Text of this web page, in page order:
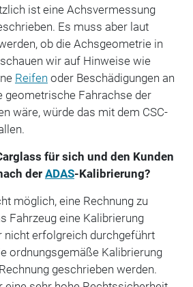
ist eine Achsvermessung
Es muss aber laut
ob die Achsgeometrie in
wir auf Hinweise wie
Reifen oder Beschädigungen an
geometrische Fahrachse der
wäre, würde das mit dem CSC-
für sich und den Kunden
der ADAS-Kalibrierung?
möglich, eine Rechnung zu
Fahrzeug eine Kalibrierung
nicht erfolgreich durchgeführt
ordnungsgemäße Kalibrierung
geschrieben werden.